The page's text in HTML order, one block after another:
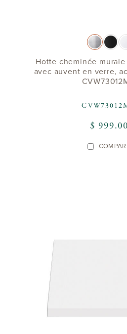
Hotte cheminée
avec auvent en verre,
$ 999.00